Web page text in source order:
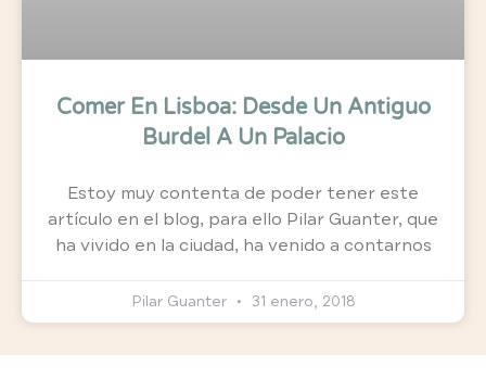
Comer En Lisboa: Desde Un Antiguo
Burdel A Un Palacio
Estoy muy contenta de poder tener este
artículo en el blog, para ello Pilar Guanter, que
ha vivido en la ciudad, ha venido a contarnos
Pilar Guanter 31 enero, 2018